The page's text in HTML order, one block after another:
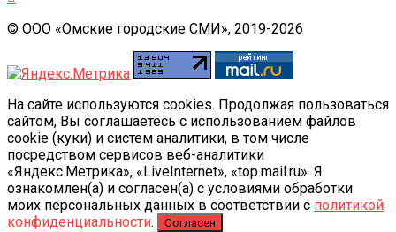
© ООО «Омские городские СМИ», 2019-2026
На сайте используются cookies. Продолжая пользоваться
сайтом, Вы соглашаетесь с использованием файлов
cookie (куки) и систем аналитики, в том числе
посредством сервисов веб-аналитики
«Яндекс.Метрика», «LiveInternet», «top.mail.ru». Я
ознакомлен(а) и согласен(а) с условиями обработки
моих персональных данных в соответствии с политикой
конфиденциальности. Согласен